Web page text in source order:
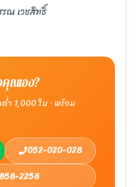
ณ เวชสิทธิ์
ณเอง?
ำ 1,000 ใบ · พร้อม
052-020-028
2258